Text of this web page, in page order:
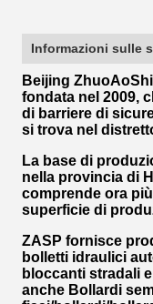
Informazioni sulle
Beijing
fondata nel 2009,
di barriere di
si trova nel
La base di
nella provincia di
comprende ora
superficie di
ZASP fornisce
bolletti idraulici
bloccanti stradali
anche Bollardi